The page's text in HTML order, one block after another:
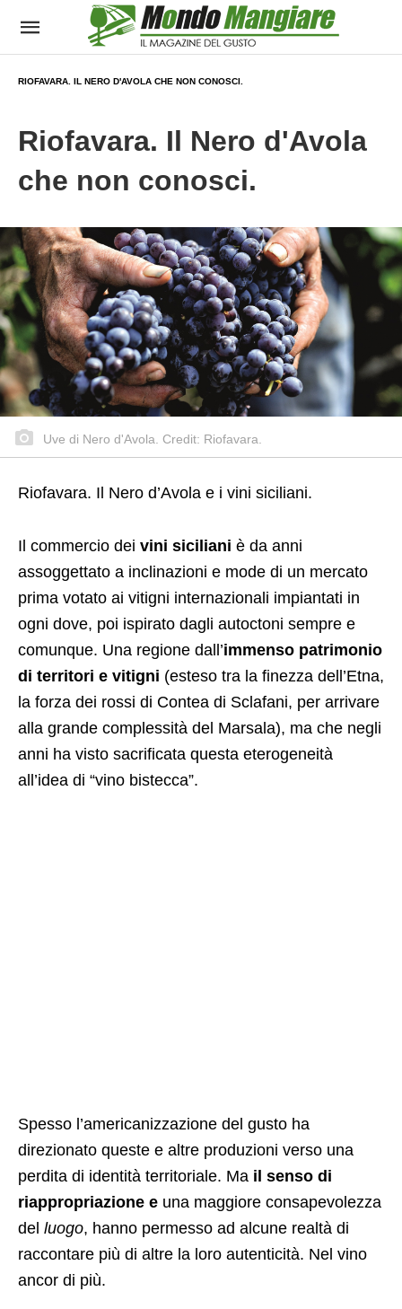
RIOFAVARA. IL NERO D'AVOLA CHE NON CONOSCI.
Riofavara. Il Nero d'Avola
che non conosci.
Uve di Nero d'Avola. Credit: Riofavara.
Riofavara. Il Nero d’Avola e i vini siciliani.
Il commercio dei vini siciliani è da anni
assoggettato a inclinazioni e mode di un mercato
prima votato ai vitigni internazionali impiantati in
ogni dove, poi ispirato dagli autoctoni sempre e
comunque. Una regione dall’immenso patrimonio
di territori e vitigni (esteso tra la finezza dell’Etna,
la forza dei rossi di Contea di Sclafani, per arrivare
alla grande complessità del Marsala), ma che negli
anni ha visto sacrificata questa eterogeneità
all’idea di “vino bistecca”.
Spesso l’americanizzazione del gusto ha
direzionato queste e altre produzioni verso una
perdita di identità territoriale. Ma il senso di
riappropriazione e una maggiore consapevolezza
del luogo, hanno permesso ad alcune realtà di
raccontare più di altre la loro autenticità. Nel vino
ancor di più.